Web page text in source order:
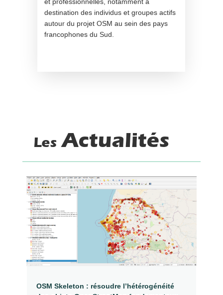
et professionnelles, notamment à
destination des individus et groupes actifs
autour du projet OSM au sein des pays
francophones du Sud.
LesActualités
OSM Skeleton : résoudre l’hétérogénéité